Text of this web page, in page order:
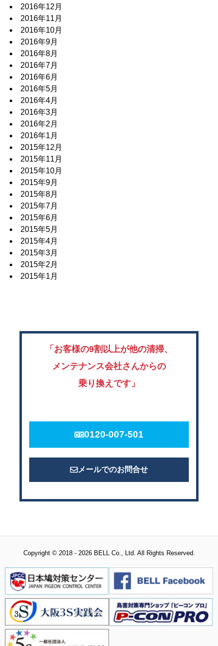
2016年12月
2016年11月
2016年10月
2016年9月
2016年8月
2016年7月
2016年6月
2016年5月
2016年4月
2016年3月
2016年2月
2016年1月
2015年12月
2015年11月
2015年10月
2015年9月
2015年8月
2015年7月
2015年6月
2015年5月
2015年4月
2015年3月
2015年2月
2015年1月
「お客様の9割以上が他の清掃、
メンテナンス会社さんからの
乗り換えです」
0120-007-501
メールでのお問合せ
Copyright © 2018 - 2026 BELL Co., Ltd. All Rights Reserved.